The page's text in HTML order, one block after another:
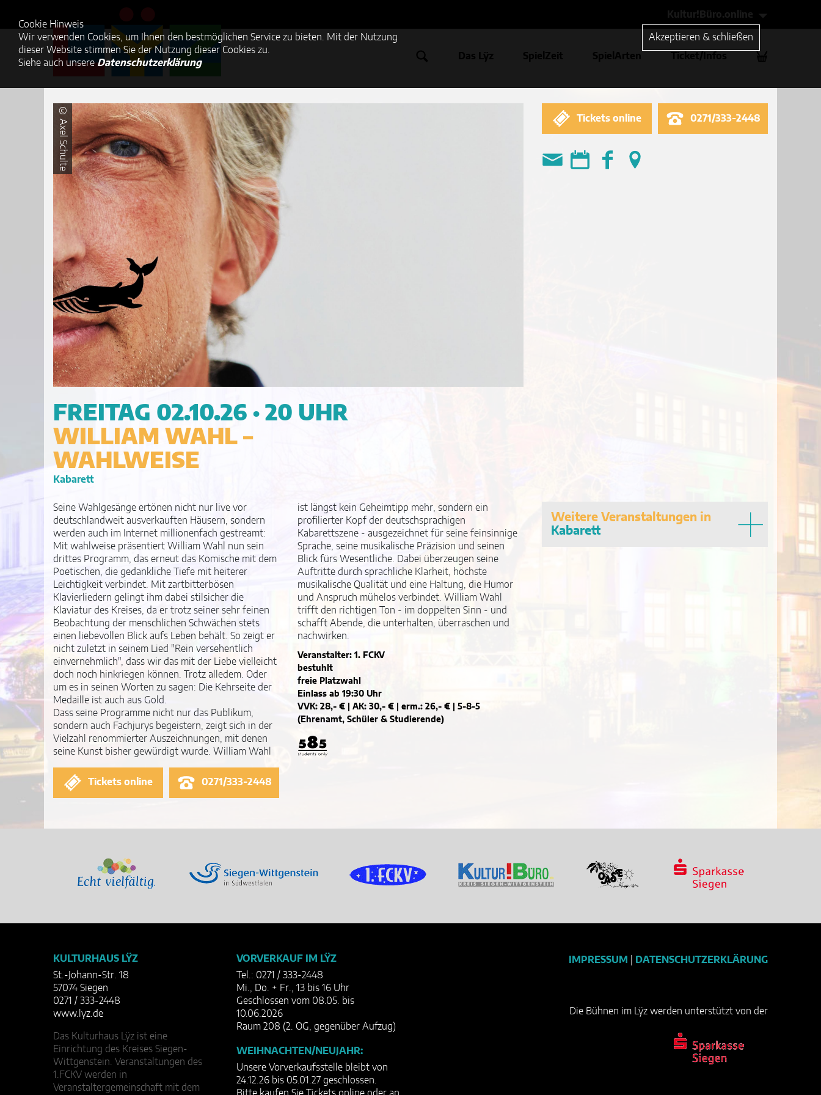
Cookie Hinweis
Wir verwenden Cookies, um Ihnen den bestmöglichen Service zu bieten. Mit der Nutzung
dieser Website stimmen Sie der Nutzung dieser Cookies zu.
Siehe auch unsere Datenschutzerklärung
Akzeptieren & schließen
Kultur!Büro.online
Das Lÿz SpielZeit SpielArten Ticket/Infos
© Axel Schulte Tickets online 0271/333-2448
FREITAG 02.10.26 · 20 UHR
WILLIAM WAHL –
WAHLWEISE
Kabarett
Seine Wahlgesänge ertönen nicht nur live vor
deutschlandweit ausverkauften Häusern, sondern
werden auch im Internet millionenfach gestreamt:
Mit wahlweise präsentiert William Wahl nun sein
drittes Programm, das erneut das Komische mit dem
Poetischen, die gedankliche Tiefe mit heiterer
Leichtigkeit verbindet. Mit zartbitterbösen
Klavierliedern gelingt ihm dabei stilsicher die
Klaviatur des Kreises, da er trotz seiner sehr feinen
Beobachtung der menschlichen Schwächen stets
einen liebevollen Blick aufs Leben behält. So zeigt er
nicht zuletzt in seinem Lied "Rein versehentlich
einvernehmlich", dass wir das mit der Liebe vielleicht
doch noch hinkriegen können. Trotz alledem. Oder
um es in seinen Worten zu sagen: Die Kehrseite der
Medaille ist auch aus Gold.
Dass seine Programme nicht nur das Publikum,
sondern auch Fachjurys begeistern, zeigt sich in der
Vielzahl renommierter Auszeichnungen, mit denen
seine Kunst bisher gewürdigt wurde. William Wahl
ist längst kein Geheimtipp mehr, sondern ein
profilierter Kopf der deutschsprachigen
Kabarettszene - ausgezeichnet für seine feinsinnige
Sprache, seine musikalische Präzision und seinen
Blick fürs Wesentliche. Dabei überzeugen seine
Auftritte durch sprachliche Klarheit, höchste
musikalische Qualität und eine Haltung, die Humor
und Anspruch mühelos verbindet. William Wahl
trifft den richtigen Ton - im doppelten Sinn - und
schafft Abende, die unterhalten, überraschen und
nachwirken.
Veranstalter: 1. FCKV
bestuhlt
freie Platzwahl
Einlass ab 19:30 Uhr
VVK: 28,- € | AK: 30,- € | erm.: 26,- € | 5-8-5
(Ehrenamt, Schüler & Studierende)
Weitere Veranstaltungen in
Kabarett
Tickets online 0271/333-2448
KULTURHAUS LŸZ
St.-Johann-Str. 18
57074 Siegen
0271 / 333-2448
www.lyz.de
Das Kulturhaus Lÿz ist eine
Einrichtung des Kreises Siegen-
Wittgenstein. Veranstaltungen des
1.FCKV werden in
Veranstaltergemeinschaft mit dem
VORVERKAUF IM LŸZ
Tel.: 0271 / 333-2448
Mi., Do. + Fr., 13 bis 16 Uhr
Geschlossen vom 08.05. bis
10.06.2026
Raum 208 (2. OG, gegenüber Aufzug)
WEIHNACHTEN/NEUJAHR:
Unsere Vorverkaufsstelle bleibt von
24.12.26 bis 05.01.27 geschlossen.
IMPRESSUM DATENSCHUTZERKLÄRUNG
Die Bühnen im Lÿz werden unterstützt von der